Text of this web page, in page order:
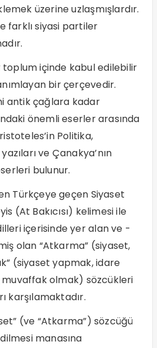
üzerine uzlaşmışlardır.
farklı siyasi partiler
toplum içinde kabul edilebilir
bir çerçevedir.
antik çağlara kadar
önemli eserler arasında
Politika,
ve Çanakya’nın
bulunur.
Türkçeye geçen Siyaset
(At Bakıcısı) kelimesi ile
içerisinde yer alan ve -
olan “Atkarma” (siyaset,
(siyaset yapmak, idare
olmak) sözcükleri
karşılamaktadır.
(ve “Atkarma”) sözcüğü
manasına